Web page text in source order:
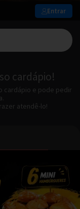
Entrar
cardápio!
cardápio e pode pedir
atendê-lo!